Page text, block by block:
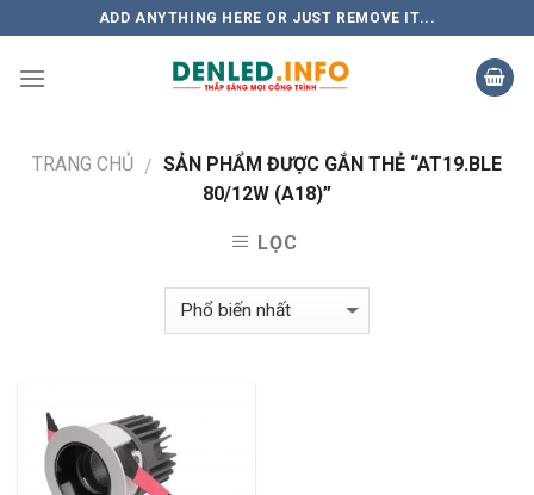
to
content
ADD ANYTHING HERE OR JUST REMOVE IT...
TRANG CHỦ / SẢN PHẨM ĐƯỢC GẮN THẺ “AT19.BLE
80/12W (A18)”
LỌC